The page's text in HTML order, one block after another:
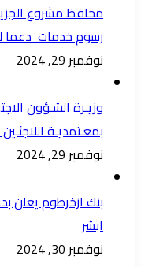
رسوم خدمات دعما
نوفمبر 29, 2024
وزيـرة الشـؤون
بمعـتمديـة
نوفمبر 29, 2024
بنك ازخرطوم يعلن
ابشر
نوفمبر 30, 2024